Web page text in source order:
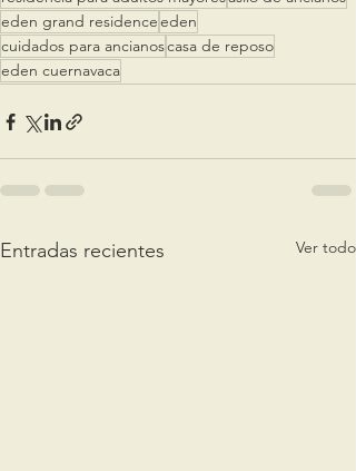
eden grand residenceeden
cuidados para ancianoscasa de reposo
eden cuernavaca
Entradas recientes Ver todo